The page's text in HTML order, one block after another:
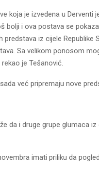
koja je izvedena u Derventi
bolji i ova postava se
predstava iz cijele Republike
Sa velikom ponosom
je Tešanović.
već pripremaju nove
da i druge grupe glumaca
imati priliku da